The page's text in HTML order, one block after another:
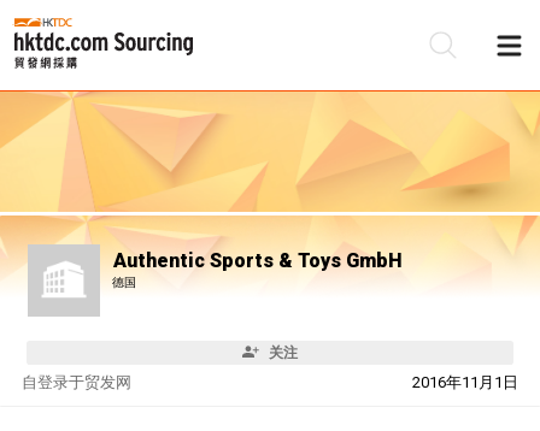
Authentic Sports & Toys GmbH
德国
关注
自 2016年11月1日
登录于贸发网